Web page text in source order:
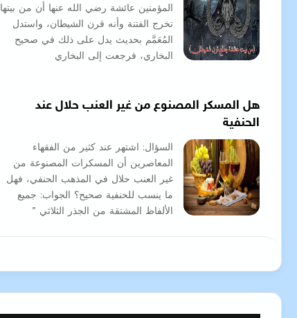
المؤمنين عائشة رضي الله عنها أن من بيتها
تخرج الفتنة وأنه قرن الشيطان، واستدل
المُعَمَّم بحديث يدل على ذلك في صحيح
البخاري، فرجعت إلى البخاري
هل المسكر المصنوع من غير العنب حلال عند
الحنفية
السؤال: اشتهر عند كثير من الفقهاء
المعاصرين أن المسكرات المصنوعة من
غير العنب حلال في المذهب الحنفي، فهل
ما ينسب للحنفية صحيح؟ الجواب: جميع
الألفاظ المشتقة من الجذر الثلاثي ”